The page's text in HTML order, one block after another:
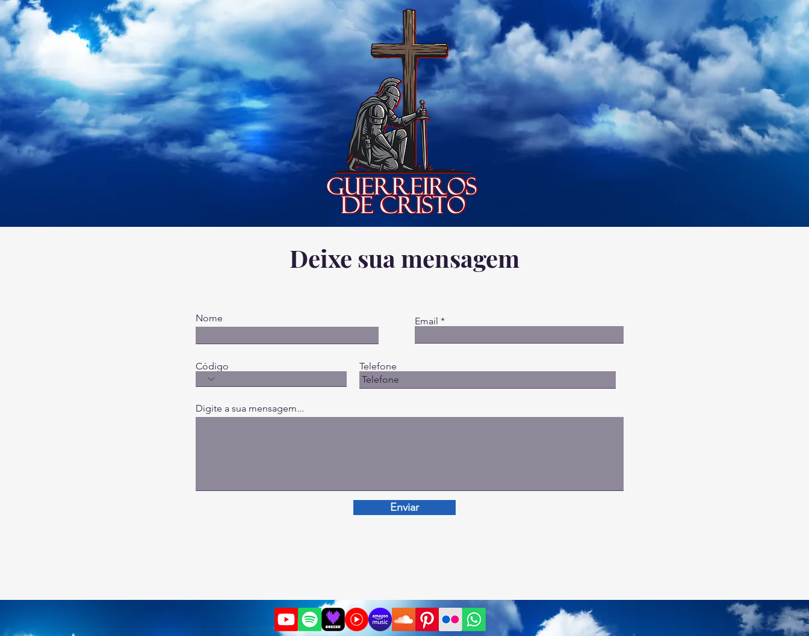
Deixe sua mensagem
Nome Email
Código Telefone
Digite a sua mensagem...
Enviar